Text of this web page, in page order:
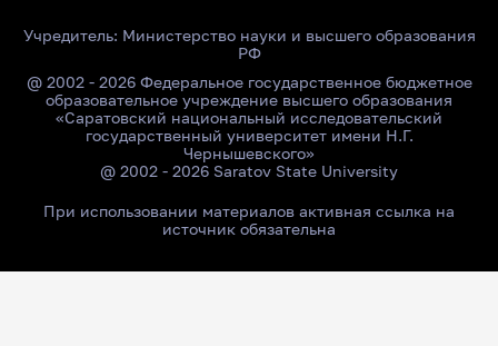
Учредитель: Министерство науки и высшего образования
РФ
@ 2002 - 2026 Федеральное государственное бюджетное
образовательное учреждение высшего образования
«Саратовский национальный исследовательский
государственный университет имени Н.Г.
Чернышевского»
@ 2002 - 2026 Saratov State University
При использовании материалов активная ссылка на
источник обязательна